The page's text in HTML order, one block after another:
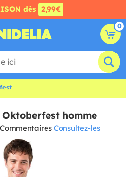
dès 2,99€
0
Oktoberfest homme
Consultez-les